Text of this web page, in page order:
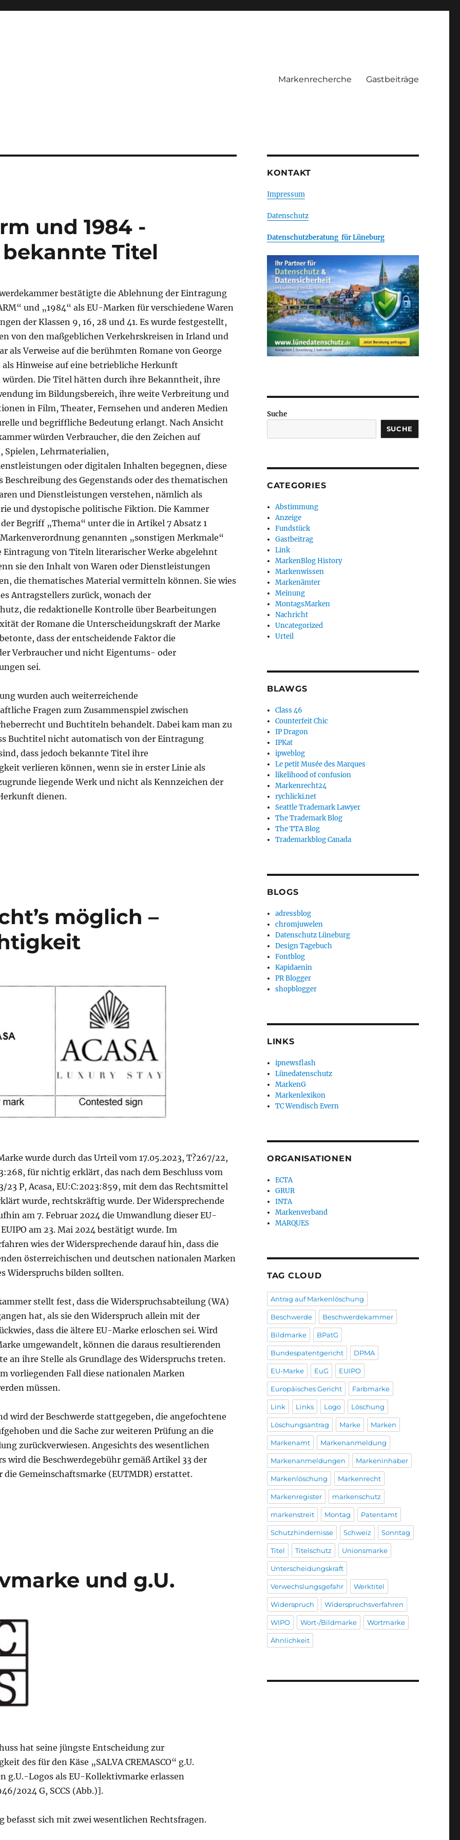
Markenrecherche Gastbeiträge
und 1984 -
Titel
bestätigte die Ablehnung der Eintragung
und „1984“ als EU-Marken für verschiedene Waren
der Klassen 9, 16, 28 und 41. Es wurde festgestellt,
von den maßgeblichen Verkehrskreisen in Irland und
als Verweise auf die berühmten Romane von George
Hinweise auf eine betriebliche Herkunft
Die Titel hätten durch ihre Bekanntheit, ihre
im Bildungsbereich, ihre weite Verbreitung und
in Film, Theater, Fernsehen und anderen Medien
und begriffliche Bedeutung erlangt. Nach Ansicht
würden Verbraucher, die den Zeichen auf
Spielen, Lehrmaterialien,
oder digitalen Inhalten begegnen, diese
Beschreibung des Gegenstands oder des thematischen
und Dienstleistungen verstehen, nämlich als
und dystopische politische Fiktion. Die Kammer
Begriff „Thema“ unter die in Artikel 7 Absatz 1
genannten „sonstigen Merkmale“
Eintragung von Titeln literarischer Werke abgelehnt
sie den Inhalt von Waren oder Dienstleistungen
die thematisches Material vermitteln können. Sie wies
Antragstellers zurück, wonach der
die redaktionelle Kontrolle über Bearbeitungen
der Romane die Unterscheidungskraft der Marke
dass der entscheidende Faktor die
Verbraucher und nicht Eigentums- oder
sei.
wurden auch weiterreichende
Fragen zum Zusammenspiel zwischen
und Buchtiteln behandelt. Dabei kam man zu
Buchtitel nicht automatisch von der Eintragung
dass jedoch bekannte Titel ihre
verlieren können, wenn sie in erster Linie als
liegende Werk und nicht als Kennzeichen der
dienen.
möglich –
wurde durch das Urteil vom 17.05.2023, T?267/22,
für nichtig erklärt, das nach dem Beschluss vom
23 P, Acasa, EU:C:2023:859, mit dem das Rechtsmittel
wurde, rechtskräftig wurde. Der Widersprechende
am 7. Februar 2024 die Umwandlung dieser EU-
am 23. Mai 2024 bestätigt wurde. Im
wies der Widersprechende darauf hin, dass die
österreichischen und deutschen nationalen Marken
Widerspruchs bilden sollten.
stellt fest, dass die Widerspruchsabteilung (WA)
hat, als sie den Widerspruch allein mit der
dass die ältere EU-Marke erloschen sei. Wird
umgewandelt, können die daraus resultierenden
an ihre Stelle als Grundlage des Widerspruchs treten.
vorliegenden Fall diese nationalen Marken
müssen.
wird der Beschwerde stattgegeben, die angefochtene
und die Sache zur weiteren Prüfung an die
zurückverwiesen. Angesichts des wesentlichen
wird die Beschwerdegebühr gemäß Artikel 33 der
die Gemeinschaftsmarke (EUTMDR) erstattet.
und g.U.
hat seine jüngste Entscheidung zur
des für den Käse „SALVA CREMASCO“ g.U.
g.U.-Logos als EU-Kollektivmarke erlassen
2024 G, SCCS (Abb.)].
befasst sich mit zwei wesentlichen Rechtsfragen.
KONTAKT
Impressum
Datenschutz
Datenschutzberatung für Lüneburg
Suche
SUCHE
CATEGORIES
Abstimmung
Anzeige
Fundstück
Gastbeitrag
Link
MarkenBlog History
Markenwissen
Markenämter
Meinung
MontagsMarken
Nachricht
Uncategorized
Urteil
BLAWGS
Class 46
Counterfeit Chic
IP Dragon
IPKat
ipweblog
Le petit Musée des Marques
likelihood of confusion
Markenrecht24
rychlicki.net
Seattle Trademark Lawyer
The Trademark Blog
The TTA Blog
Trademarkblog Canada
BLOGS
adressblog
chromjuwelen
Datenschutz Lüneburg
Design Tagebuch
Fontblog
Kapidaenin
PR Blogger
shopblogger
LINKS
ipnewsflash
Lünedatenschutz
MarkenG
Markenlexikon
TC Wendisch Evern
ORGANISATIONEN
ECTA
GRUR
INTA
Markenverband
MARQUES
TAG CLOUD
Antrag auf Markenlöschung
Beschwerde Beschwerdekammer
Bildmarke BPatG
Bundespatentgericht DPMA
EU-Marke EuG EUIPO
Europäisches Gericht Farbmarke
Link Links Logo Löschung
Löschungsantrag Marke Marken
Markenamt Markenanmeldung
Markenanmeldungen Markeninhaber
Markenlöschung Markenrecht
Markenregister markenschutz
markenstreit Montag Patentamt
Schutzhindernisse Schweiz Sonntag
Titel Titelschutz Unionsmarke
Unterscheidungskraft
Verwechslungsgefahr Werktitel
Widerspruch Widerspruchsverfahren
WIPO Wort-/Bildmarke Wortmarke
Ähnlichkeit